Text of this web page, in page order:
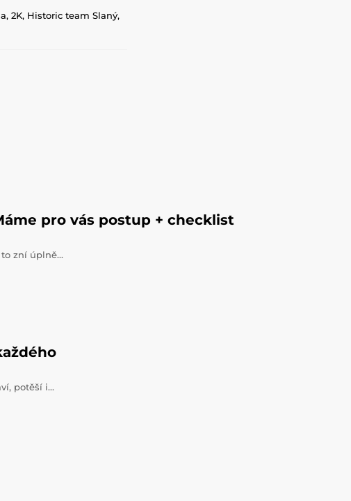
2K, Historic team Slaný,
pro vás postup + checklist
to zní úplně…
potěší i…